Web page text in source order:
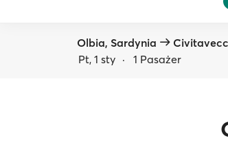
Olbia, Sardynia
Pt, 1 sty · 1 Pasażer